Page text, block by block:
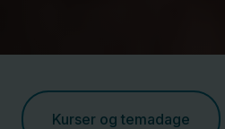
Kurser og temadage